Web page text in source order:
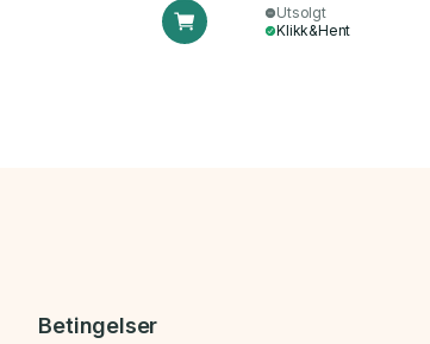
Utsolgt
Klikk&Hent
Betingelser